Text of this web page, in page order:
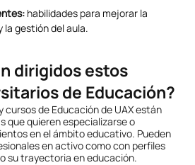
habilidades para mejorar la
gestión del aula.
dirigidos estos
de Educación?
cursos de Educación de UAX están
que quieren especializarse o
en el ámbito educativo. Pueden
en activo como con perfiles
su trayectoria en educación.